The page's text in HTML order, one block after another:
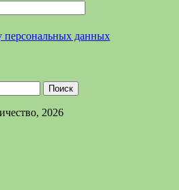
персональных данных
Поиск
2026